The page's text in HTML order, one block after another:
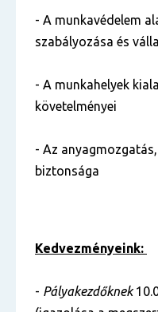
- A munkavédelem
szabályozása és
- A munkahelyek
követelményei
- Az
biztonsága
Kedvezményeink:
- Pályakezdőknek